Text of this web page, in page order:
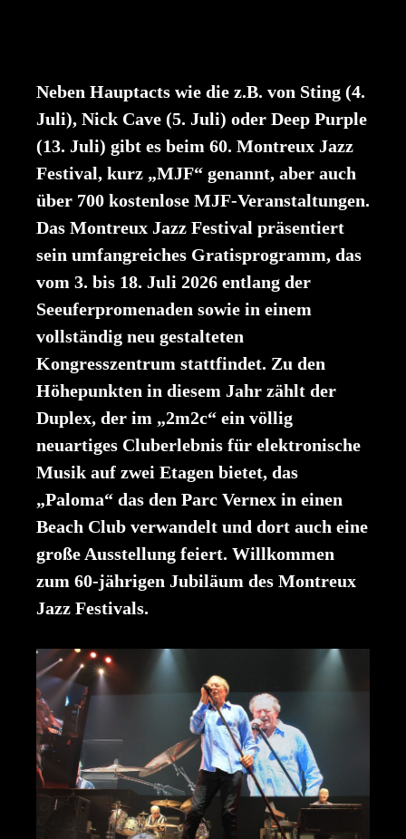
Neben Hauptacts wie die z.B. von Sting (4.
Juli), Nick Cave (5. Juli) oder Deep Purple
(13. Juli) gibt es beim 60. Montreux Jazz
Festival, kurz „MJF“ genannt, aber auch
über 700 kostenlose MJF-Veranstaltungen.
Das Montreux Jazz Festival präsentiert
sein umfangreiches Gratisprogramm, das
vom 3. bis 18. Juli 2026 entlang der
Seeuferpromenaden sowie in einem
vollständig neu gestalteten
Kongresszentrum stattfindet. Zu den
Höhepunkten in diesem Jahr zählt der
Duplex, der im „2m2c“ ein völlig
neuartiges Cluberlebnis für elektronische
Musik auf zwei Etagen bietet, das
„Paloma“ das den Parc Vernex in einen
Beach Club verwandelt und dort auch eine
große Ausstellung feiert. Willkommen
zum 60-jährigen Jubiläum des Montreux
Jazz Festivals.